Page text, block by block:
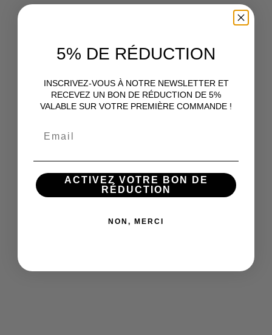
5% DE RÉDUCTION
INSCRIVEZ-VOUS À NOTRE NEWSLETTER ET
RECEVEZ UN BON DE RÉDUCTION DE 5%
VALABLE SUR VOTRE PREMIÈRE COMMANDE !
ACTIVEZ VOTRE BON DE
RÉDUCTION
NON, MERCI